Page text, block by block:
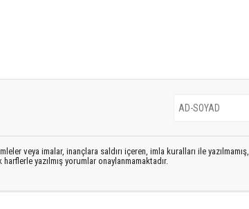
veya imalar, inançlara saldırı içeren, imla kuralları ile yazılmamış,
yazılmış yorumlar onaylanmamaktadır.